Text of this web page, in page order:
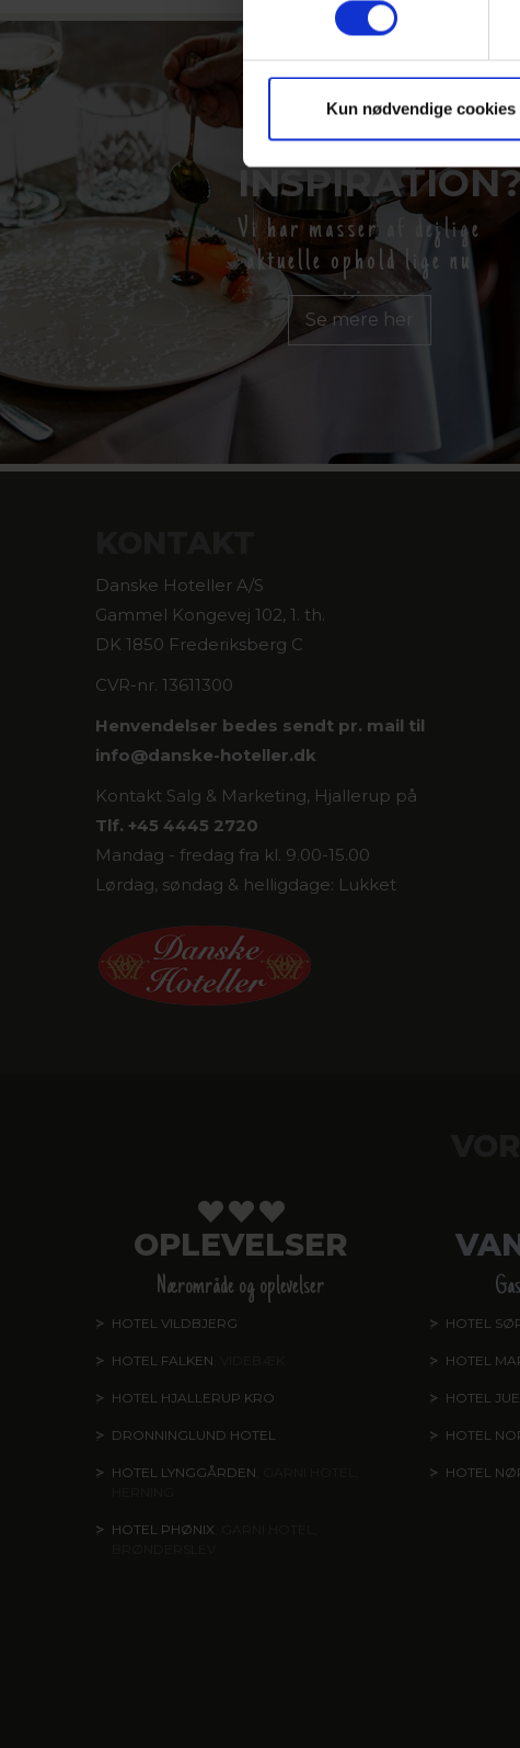
Kun nødvendige cookies
LEDER DU
EFTER
Vi har masser af dejlige
aktuelle ophold lige nu
Se mere her
Danske Hoteller A/S
Gammel Kongevej 102, 1. th.
DK 1850 Frederiksberg C
CVR-nr. 13611300
Henvendelser bedes sendt pr. mail til
info@danske-hoteller.dk
Kontakt Salg & Marketing, Hjallerup på
Tlf. +45 4445 2720
Mandag - fredag fra kl. 9.00-15.00
Lørdag, søndag & helligdage: Lukket
OPLEVELSER
Nærområde og oplevelser
HOTEL VILDBJERG
HOTEL FALKEN
HOTEL HJALLERUP KRO
DRONNINGLUND HOTEL
HOTEL LYNGGÅRDEN
HOTEL PHØNIX
HOTEL
HOTEL
HOTEL
HOTEL
HOTEL